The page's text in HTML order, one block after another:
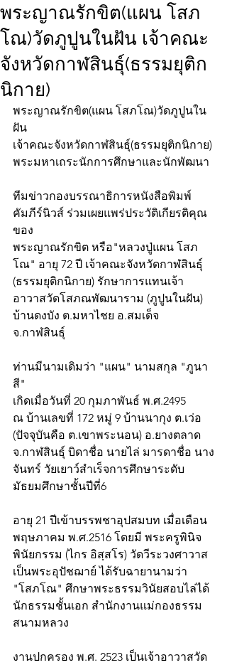
พระญาณรักขิต(แผน โสภ
โณ)วัดภูปูนในฝัน เจ้าคณะ
จังหวัดกาฬสินธุ์(ธรรมยุติก
นิกาย)
พระญาณรักขิต(แผน โสภโณ)วัดภูปูนใน
ฝัน
เจ้าคณะจังหวัดกาฬสินธุ์(ธรรมยุติกนิกาย)
พระมหาเถระนักการศึกษาและนักพัฒนา
ทีมข่าวกองบรรณาธิการหนังสือพิมพ์
คัมภีร์นิวส์ ร่วมเผยแพร่ประวัติเกียรติคุณ
ของ
พระญาณรักขิต หรือ"หลวงปู่แผน โสภ
โณ" อายุ 72 ปี เจ้าคณะจังหวัดกาฬสินธุ์
(ธรรมยุติกนิกาย) รักษาการแทนเจ้า
อาวาสวัดโสภณพัฒนาราม (ภูปูนในฝัน)
บ้านดงบัง ต.มหาไชย อ.สมเด็จ
จ.กาฬสินธุ์
ท่านมีนามเดิมว่า "แผน" นามสกุล "ภูนา
สี"
เกิดเมื่อวันที่ 20 กุมภาพันธ์ พ.ศ.2495
ณ บ้านเลขที่ 172 หมู่ 9 บ้านนากุง ต.เว่อ
(ปัจจุบัน​คือ ต.เขาพระนอน) อ.ยางตลาด
จ.กาฬสินธุ์ บิดาชื่อ นายไล่ มารดาชื่อ นาง
จันทร์ วัยเยาว์สำเร็จการศึกษาระดับ
มัธยมศึกษาชั้นปีที่6
อายุ 21 ปีเข้าบรรพชาอุปสมบท เมื่อเดือน
พฤษภาคม พ.ศ.2516 โดยมี พระครูพินิจ
พินัยกรรม (ไกร อิสฺสโร) วัดวีระวงศาวาส
เป็นพระอุปัชฌาย์ ได้รับฉายานามว่า
"โสภโณ" ศึกษาพระธรรมวินัยสอบไล่ได้
นักธรรมชั้นเอก สำนักงานแม่กองธรรม
สนามหลวง
งานปกครอง พ.ศ. 2523 เป็นเจ้าอาวาสวัด